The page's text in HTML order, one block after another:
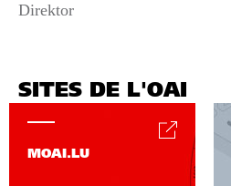
Direktor
SITES DE L'OAI
MOAI.LU